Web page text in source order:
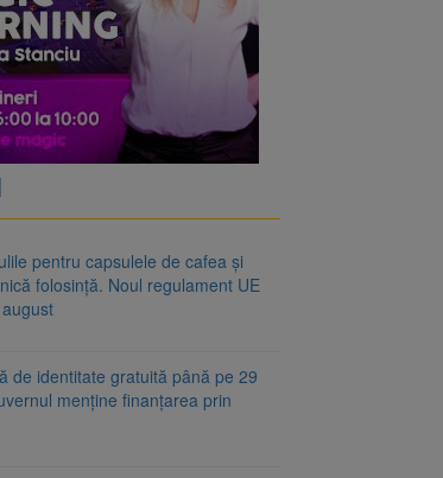
barem
UE se
pentru capsulele de cafea și
folosință. Noul regulament UE
de identitate gratuită până pe 29
menține finanțarea prin